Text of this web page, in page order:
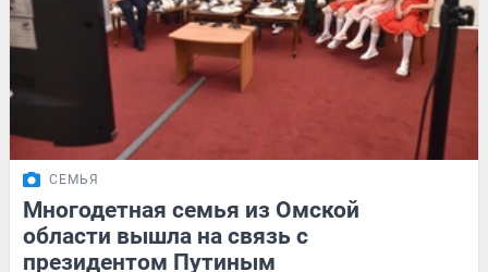
СЕМЬЯ
Многодетная семья из Омской
области вышла на связь с
президентом Путиным